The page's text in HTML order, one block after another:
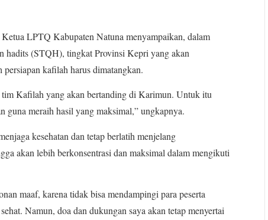
LPTQ Kabupaten Natuna menyampaikan, dalam
hadits (STQH), tingkat Provinsi Kepri yang akan
kafilah harus dimatangkan.
Kafilah yang akan bertanding di Karimun. Untuk itu
guna meraih hasil yang maksimal,” ungkapnya.
kesehatan dan tetap berlatih menjelang
akan lebih berkonsentrasi dan maksimal dalam mengikuti
maaf, karena tidak bisa mendampingi para peserta
Namun, doa dan dukungan saya akan tetap menyertai